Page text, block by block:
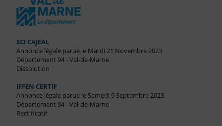
SCI CAJEAL
Annonce légale parue le Mardi 21 Novembre 2023
Département 94 - Val-de-Marne
Dissolution
IFFEN CERTIF
Annonce légale parue le Samedi 9 Septembre 2023
Département 94 - Val-de-Marne
Rectificatif